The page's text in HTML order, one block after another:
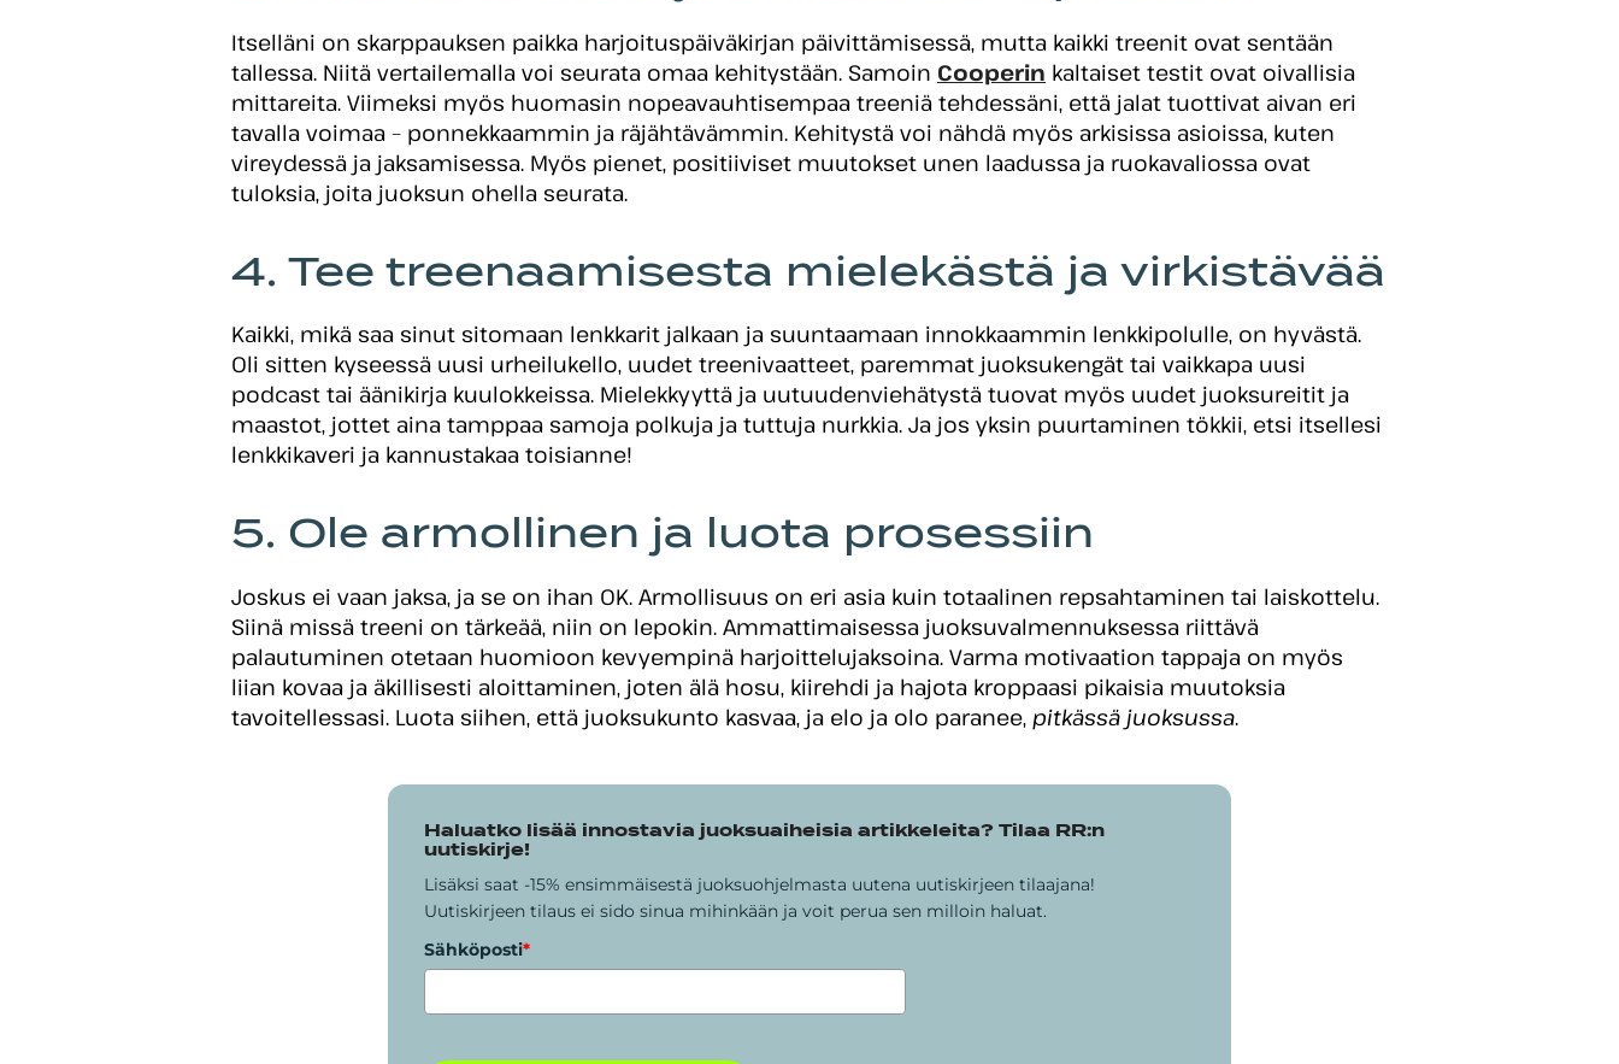
Itselläni on skarppauksen paikka harjoituspäiväkirjan päivittämisessä, mutta kaikki treenit ovat sentään
tallessa. Niitä vertailemalla voi seurata omaa kehitystään. Samoin Cooperin kaltaiset testit ovat oivallisia
mittareita. Viimeksi myös huomasin nopeavauhtisempaa treeniä tehdessäni, että jalat tuottivat aivan eri
tavalla voimaa – ponnekkaammin ja räjähtävämmin. Kehitystä voi nähdä myös arkisissa asioissa, kuten
vireydessä ja jaksamisessa. Myös pienet, positiiviset muutokset unen laadussa ja ruokavaliossa ovat
tuloksia, joita juoksun ohella seurata.
4. Tee treenaamisesta mielekästä ja virkistävää
Kaikki, mikä saa sinut sitomaan lenkkarit jalkaan ja suuntaamaan innokkaammin lenkkipolulle, on hyvästä.
Oli sitten kyseessä uusi urheilukello, uudet treenivaatteet, paremmat juoksukengät tai vaikkapa uusi
podcast tai äänikirja kuulokkeissa. Mielekkyyttä ja uutuudenviehätystä tuovat myös uudet juoksureitit ja
maastot, jottet aina tamppaa samoja polkuja ja tuttuja nurkkia. Ja jos yksin puurtaminen tökkii, etsi itsellesi
lenkkikaveri ja kannustakaa toisianne!
5. Ole armollinen ja luota prosessiin
Joskus ei vaan jaksa, ja se on ihan OK. Armollisuus on eri asia kuin totaalinen repsahtaminen tai laiskottelu.
Siinä missä treeni on tärkeää, niin on lepokin. Ammattimaisessa juoksuvalmennuksessa riittävä
palautuminen otetaan huomioon kevyempinä harjoittelujaksoina. Varma motivaation tappaja on myös
liian kovaa ja äkillisesti aloittaminen, joten älä hosu, kiirehdi ja hajota kroppaasi pikaisia muutoksia
tavoitellessasi. Luota siihen, että juoksukunto kasvaa, ja elo ja olo paranee, pitkässä juoksussa.
Haluatko lisää innostavia juoksuaiheisia artikkeleita? Tilaa RR:n
uutiskirje!
Lisäksi saat -15% ensimmäisestä juoksuohjelmasta uutena uutiskirjeen tilaajana!
Uutiskirjeen tilaus ei sido sinua mihinkään ja voit perua sen milloin haluat.
Sähköposti*